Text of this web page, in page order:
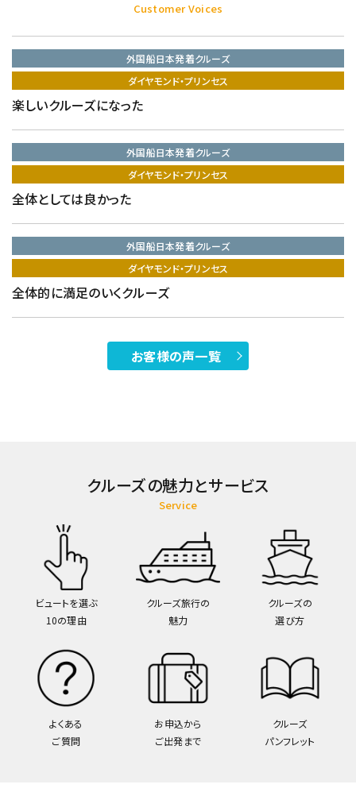
Customer Voices
外国船日本発着クルーズ
ダイヤモンド・プリンセス
楽しいクルーズになった
外国船日本発着クルーズ
ダイヤモンド・プリンセス
全体としては良かった
外国船日本発着クルーズ
ダイヤモンド・プリンセス
全体的に満足のいくクルーズ
お客様の声一覧
クルーズの魅力とサービス
Service
ビュートを選ぶ
10の理由
クルーズ旅行の
魅力
クルーズの
選び方
よくある
ご質問
お申込から
ご出発まで
クルーズ
パンフレット